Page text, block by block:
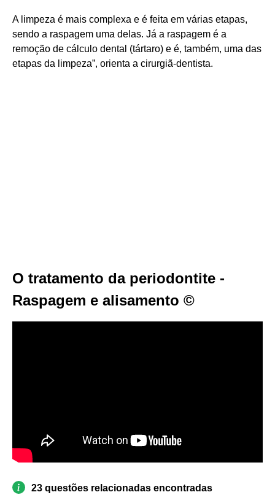
A limpeza é mais complexa e é feita em várias etapas,
sendo a raspagem uma delas. Já a raspagem é a
remoção de cálculo dental (tártaro) e é, também, uma das
etapas da limpeza”, orienta a cirurgiã-dentista.
O tratamento da periodontite -
Raspagem e alisamento ©
23 questões relacionadas encontradas